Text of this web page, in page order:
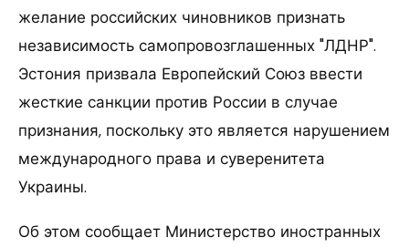
желание российских чиновников признать
независимость самопровозглашенных "ЛДНР".
Эстония призвала Европейский Союз ввести
жесткие санкции против России в случае
признания, поскольку это является нарушением
международного права и суверенитета
Украины.
Об этом сообщает Министерство иностранных